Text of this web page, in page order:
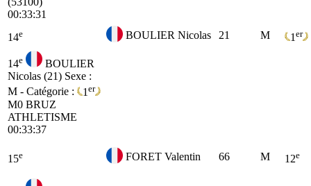
00:33:31
14e BOULIER Nicolas 21 M 1 er
14e
BOULIER
Nicolas (21) Sexe :
M - Catégorie :
1 er
M0 BRUZ
ATHLETISME
00:33:37
15e FORET Valentin 66 M 12e